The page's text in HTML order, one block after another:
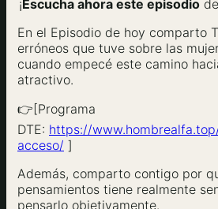
¡Escucha ahora este episodio
En el Episodio de hoy comparto
erróneos que tuve sobre las
cuando empecé este camino
atractivo.
👉[Programa
DTE: https://
acceso/ ]
Además, comparto contigo por
pensamientos tiene realmente
pensarlo objetivamente.